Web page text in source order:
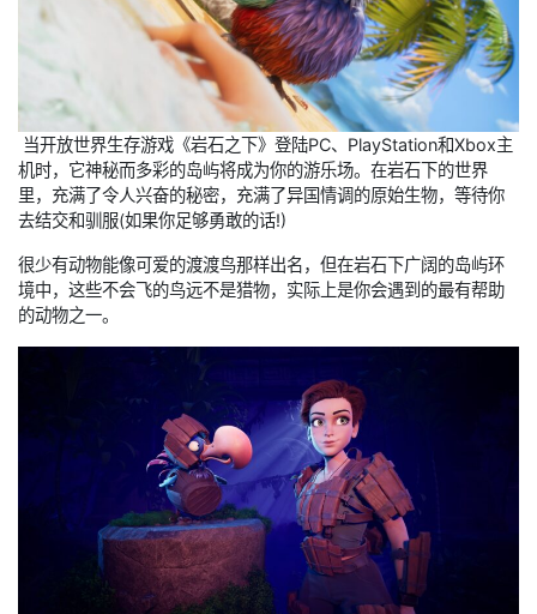
当开放世界生存游戏《岩石之下》登陆PC、PlayStation和Xbox主
机时，它神秘而多彩的岛屿将成为你的游乐场。在岩石下的世界
里，充满了令人兴奋的秘密，充满了异国情调的原始生物，等待你
去结交和驯服(如果你足够勇敢的话!)
很少有动物能像可爱的渡渡鸟那样出名，但在岩石下广阔的岛屿环
境中，这些不会飞的鸟远不是猎物，实际上是你会遇到的最有帮助
的动物之一。